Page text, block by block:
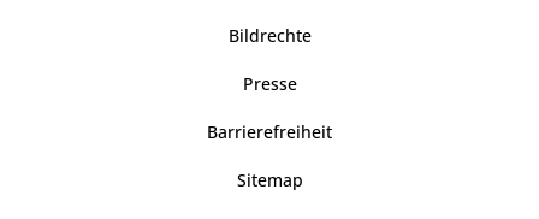
Bildrechte
Presse
Barrierefreiheit
Sitemap